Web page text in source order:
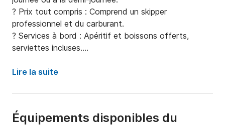
? Prix tout compris : Comprend un skipper
professionnel et du carburant.
? Services à bord : Apéritif et boissons offerts,
serviettes incluses.
? Puissance : 290 chevaux.
? Points forts :
? Exclusivité : Nouveau navire 2024 pour une
Lire la suite
Équipements disponibles du